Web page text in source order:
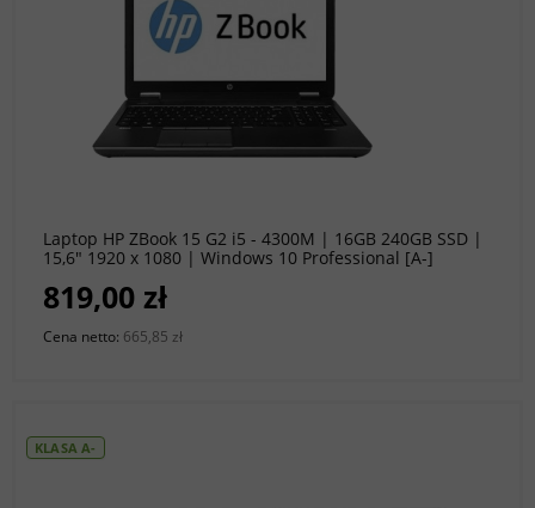
Laptop HP ZBook 15 G2 i5 - 4300M | 16GB 240GB SSD |
15,6" 1920 x 1080 | Windows 10 Professional [A-]
819,00 zł
Cena netto: 665,85 zł
KLASA A-